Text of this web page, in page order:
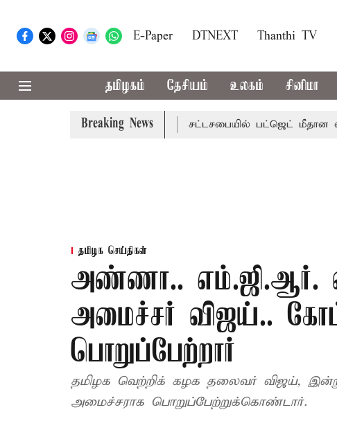
E-Paper DTNEXT Thanthi TV
தமிழகம் தேசியம் உலகம் சினிமா
Breaking News
தடுமாற்றமா? சட்டசபையில் பட்ஜெட் மீதான விவாதம்
தமிழக செய்திகள்
அண்ணா.. எம்.ஜி.ஆர்.
அமைச்சர் விஜய்..
பொறுப்பேற்றார்
தமிழக வெற்றிக் கழக தலைவர் விஜய்,
அமைச்சராக பொறுப்பேற்றுக்கொண்டார்.